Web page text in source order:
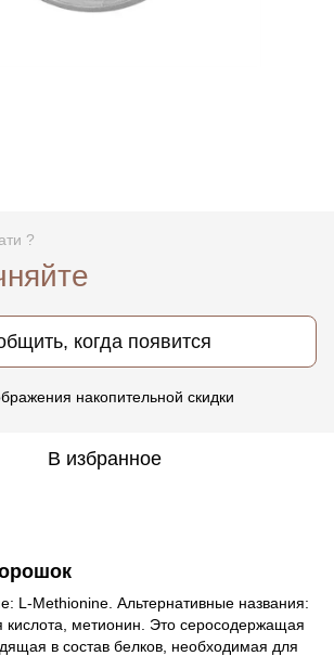
?
когда появится
накопительной скидки
В избранное
L-Methionine. Альтернативные названия:
кислота, метионин. Это серосодержащая
в состав белков, необходимая для